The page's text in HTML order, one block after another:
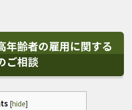
年齢者の雇用に関する
ご相談
[hide]